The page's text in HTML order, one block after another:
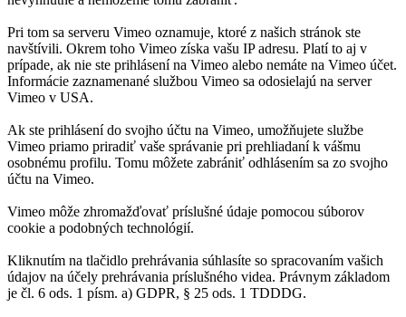
Pri tom sa serveru Vimeo oznamuje, ktoré z našich stránok ste
navštívili. Okrem toho Vimeo získa vašu IP adresu. Platí to aj v
prípade, ak nie ste prihlásení na Vimeo alebo nemáte na Vimeo účet.
Informácie zaznamenané službou Vimeo sa odosielajú na server
Vimeo v USA.
Ak ste prihlásení do svojho účtu na Vimeo, umožňujete službe
Vimeo priamo priradiť vaše správanie pri prehliadaní k vášmu
osobnému profilu. Tomu môžete zabrániť odhlásením sa zo svojho
účtu na Vimeo.
Vimeo môže zhromažďovať príslušné údaje pomocou súborov
cookie a podobných technológií.
Kliknutím na tlačidlo prehrávania súhlasíte so spracovaním vašich
údajov na účely prehrávania príslušného videa. Právnym základom
je čl. 6 ods. 1 písm. a) GDPR, § 25 ods. 1 TDDDG.